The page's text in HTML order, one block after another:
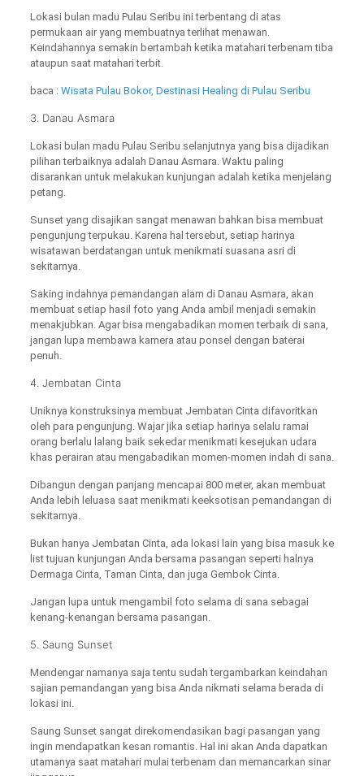
Lokasi bulan madu Pulau Seribu ini terbentang di atas
permukaan air yang membuatnya terlihat menawan.
Keindahannya semakin bertambah ketika matahari terbenam tiba
ataupun saat matahari terbit.
baca : Wisata Pulau Bokor, Destinasi Healing di Pulau Seribu
3. Danau Asmara
Lokasi bulan madu Pulau Seribu selanjutnya yang bisa dijadikan
pilihan terbaiknya adalah Danau Asmara. Waktu paling
disarankan untuk melakukan kunjungan adalah ketika menjelang
petang.
Sunset yang disajikan sangat menawan bahkan bisa membuat
pengunjung terpukau. Karena hal tersebut, setiap harinya
wisatawan berdatangan untuk menikmati suasana asri di
sekitarnya.
Saking indahnya pemandangan alam di Danau Asmara, akan
membuat setiap hasil foto yang Anda ambil menjadi semakin
menakjubkan. Agar bisa mengabadikan momen terbaik di sana,
jangan lupa membawa kamera atau ponsel dengan baterai
penuh.
4. Jembatan Cinta
Uniknya konstruksinya membuat Jembatan Cinta difavoritkan
oleh para pengunjung. Wajar jika setiap harinya selalu ramai
orang berlalu lalang baik sekedar menikmati kesejukan udara
khas perairan atau mengabadikan momen-momen indah di sana.
Dibangun dengan panjang mencapai 800 meter, akan membuat
Anda lebih leluasa saat menikmati keeksotisan pemandangan di
sekitarnya.
Bukan hanya Jembatan Cinta, ada lokasi lain yang bisa masuk ke
list tujuan kunjungan Anda bersama pasangan seperti halnya
Dermaga Cinta, Taman Cinta, dan juga Gembok Cinta.
Jangan lupa untuk mengambil foto selama di sana sebagai
kenang-kenangan bersama pasangan.
5. Saung Sunset
Mendengar namanya saja tentu sudah tergambarkan keindahan
sajian pemandangan yang bisa Anda nikmati selama berada di
lokasi ini.
Saung Sunset sangat direkomendasikan bagi pasangan yang
ingin mendapatkan kesan romantis. Hal ini akan Anda dapatkan
utamanya saat matahari mulai terbenam dan memancarkan sinar